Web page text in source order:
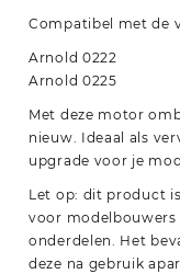
Compatibel met de
Arnold 0222
Arnold 0225
Met deze motor
nieuw. Ideaal als
upgrade voor je
Let op: dit product
voor modelbouwers
onderdelen. Het
deze na gebruik